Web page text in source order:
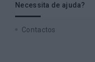
Necessita de ajuda?
Contactos